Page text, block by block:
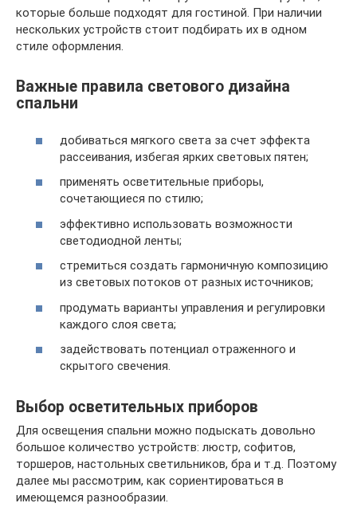
которые больше подходят для гостиной. При наличии
нескольких устройств стоит подбирать их в одном
стиле оформления.
Важные правила светового дизайна
спальни
добиваться мягкого света за счет эффекта
рассеивания, избегая ярких световых пятен;
применять осветительные приборы,
сочетающиеся по стилю;
эффективно использовать возможности
светодиодной ленты;
стремиться создать гармоничную композицию
из световых потоков от разных источников;
продумать варианты управления и регулировки
каждого слоя света;
задействовать потенциал отраженного и
скрытого свечения.
Выбор осветительных приборов
Для освещения спальни можно подыскать довольно
большое количество устройств: люстр, софитов,
торшеров, настольных светильников, бра и т.д. Поэтому
далее мы рассмотрим, как сориентироваться в
имеющемся разнообразии.